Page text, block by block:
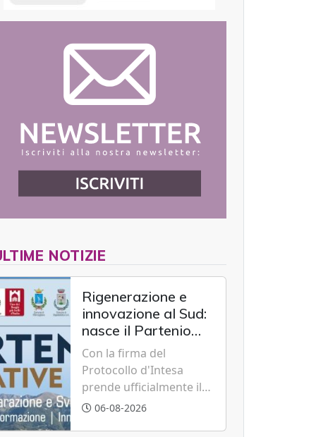
NOTIZIE
Rigenerazione e
innovazione al Sud:
nasce il Partenio
Creative Hub per il
rilancio del
territorio
Con la firma del
Protocollo d'Intesa
prende ufficialmente il
via il recupero dell'ex
06-08-2026